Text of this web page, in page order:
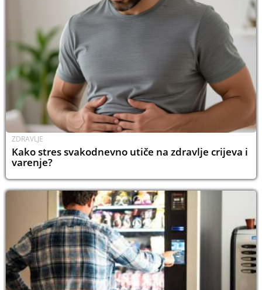
ZDRAVLJE
Kako stres svakodnevno utiče na zdravlje crijeva i
varenje?